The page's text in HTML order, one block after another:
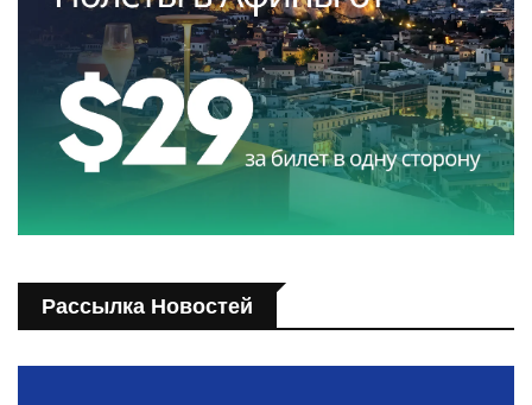
Рассылка Новостей